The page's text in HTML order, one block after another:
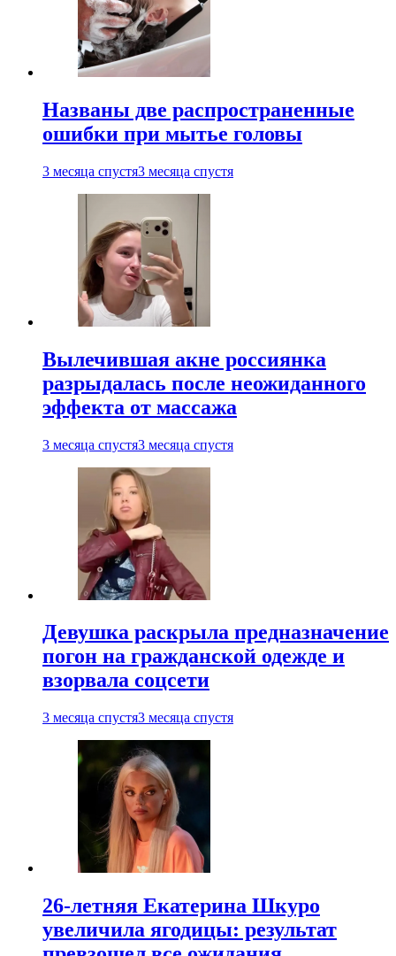
Названы две распространенные
ошибки при мытье головы
3 месяца спустя3 месяца спустя
Вылечившая акне россиянка
разрыдалась после неожиданного
эффекта от массажа
3 месяца спустя3 месяца спустя
Девушка раскрыла предназначение
погон на гражданской одежде и
взорвала соцсети
3 месяца спустя3 месяца спустя
26-летняя Екатерина Шкуро
увеличила ягодицы: результат